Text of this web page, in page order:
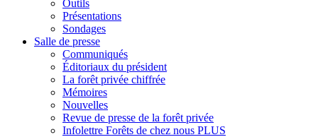
Outils
Présentations
Sondages
Salle de presse
Communiqués
Éditoriaux du président
La forêt privée chiffrée
Mémoires
Nouvelles
Revue de presse de la forêt privée
Infolettre Forêts de chez nous PLUS